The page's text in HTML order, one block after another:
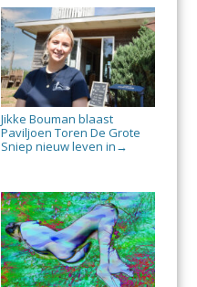
Jikke Bouman blaast
Paviljoen Toren De Grote
Sniep nieuw leven in →